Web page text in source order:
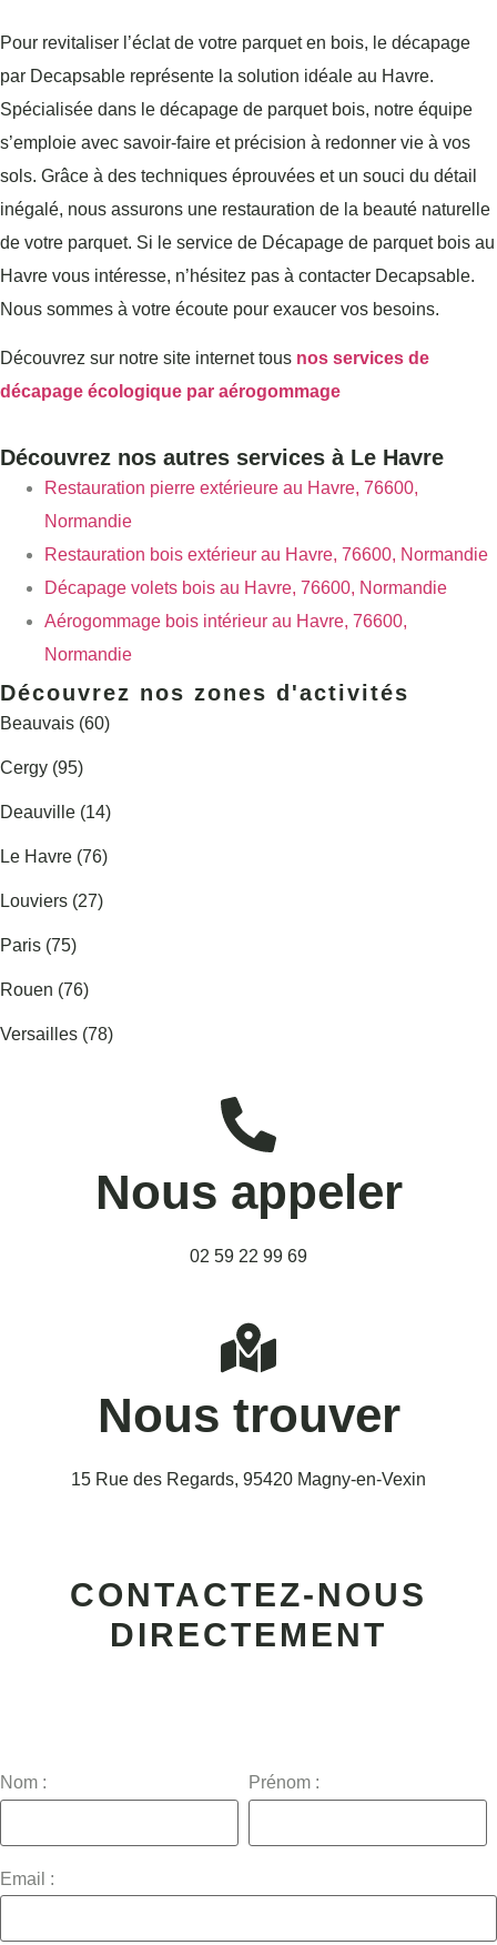
Pour revitaliser l’éclat de votre parquet en bois, le décapage
par Decapsable représente la solution idéale au Havre.
Spécialisée dans le décapage de parquet bois, notre équipe
s’emploie avec savoir-faire et précision à redonner vie à vos
sols. Grâce à des techniques éprouvées et un souci du détail
inégalé, nous assurons une restauration de la beauté naturelle
de votre parquet. Si le service de Décapage de parquet bois au
Havre vous intéresse, n’hésitez pas à contacter Decapsable.
Nous sommes à votre écoute pour exaucer vos besoins.
Découvrez sur notre site internet tous nos services de
décapage écologique par aérogommage
Découvrez nos autres services à Le Havre
Restauration pierre extérieure au Havre, 76600,
Normandie
Restauration bois extérieur au Havre, 76600, Normandie
Décapage volets bois au Havre, 76600, Normandie
Aérogommage bois intérieur au Havre, 76600,
Normandie
Découvrez nos zones d'activités
Beauvais (60)
Cergy (95)
Deauville (14)
Le Havre (76)
Louviers (27)
Paris (75)
Rouen (76)
Versailles (78)
Nous appeler
02 59 22 99 69
Nous trouver
15 Rue des Regards, 95420 Magny-en-Vexin
CONTACTEZ-NOUS
DIRECTEMENT
Nom : Prénom :
Email :